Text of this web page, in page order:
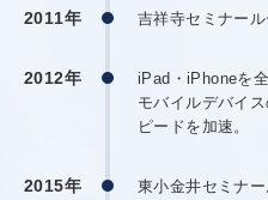
2011年 吉祥寺セミナー
2012年
iPad・iPhoneを
モバイルデバイ
ピードを加速。
2015年 東小金井セミナ